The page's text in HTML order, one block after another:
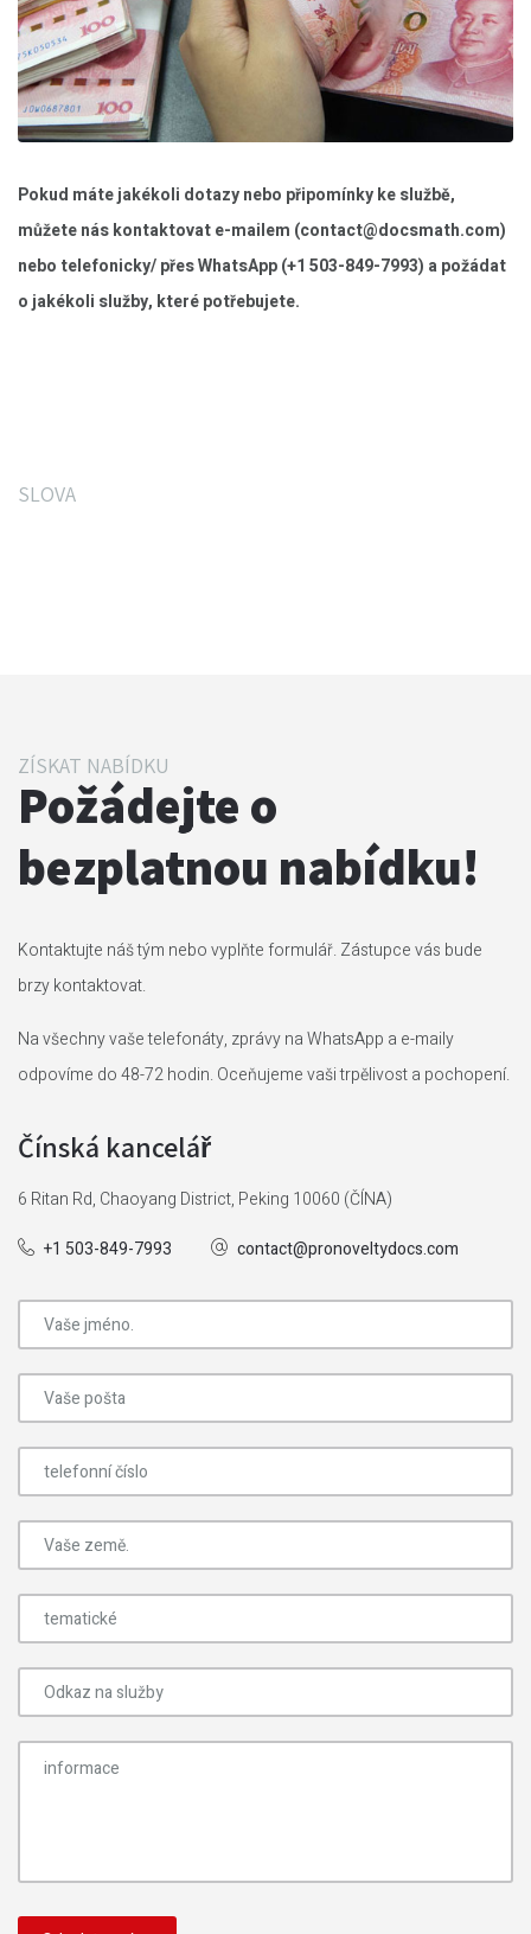
Pokud máte jakékoli dotazy nebo připomínky ke službě,
můžete nás kontaktovat e-mailem (contact@docsmath.com)
nebo telefonicky/ přes WhatsApp (+1 503-849-7993) a požádat
o jakékoli služby, které potřebujete.
SLOVA
ZÍSKAT NABÍDKU
Požádejte o
bezplatnou nabídku!
Kontaktujte náš tým nebo vyplňte formulář. Zástupce vás bude
brzy kontaktovat.
Na všechny vaše telefonáty, zprávy na WhatsApp a e-maily
odpovíme do 48-72 hodin. Oceňujeme vaši trpělivost a pochopení.
Čínská kancelář
6 Ritan Rd, Chaoyang District, Peking 10060 (ČÍNA)
+1 503-849-7993
contact@pronoveltydocs.com